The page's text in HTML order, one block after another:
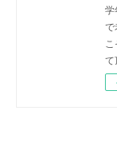
学
で
て